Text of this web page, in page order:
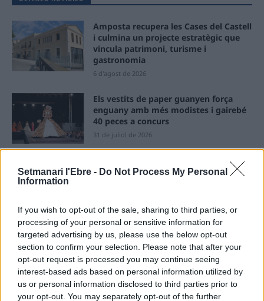
Setmanari l'Ebre - Do Not Process My Personal
Information
If you wish to opt-out of the sale, sharing to third parties, or
processing of your personal or sensitive information for
targeted advertising by us, please use the below opt-out
section to confirm your selection. Please note that after your
opt-out request is processed you may continue seeing
interest-based ads based on personal information utilized by
us or personal information disclosed to third parties prior to
your opt-out. You may separately opt-out of the further
Amposta recupera les Cases del Castell
i culmina un projecte estratègic que
vincula patrimoni, turisme i
gastronomia
6 d'agost de 2026
Els vestits de paper guanyen força
enguany amb més modistes i gairebé
40 peces a concurs
31 de juliol de 2026
“L’eclipsi serà una oportunitat també
per a gaudir de les Festes Majors
Blaumut lidera el cartell musical de les
Festes
31 de juliol de 2026